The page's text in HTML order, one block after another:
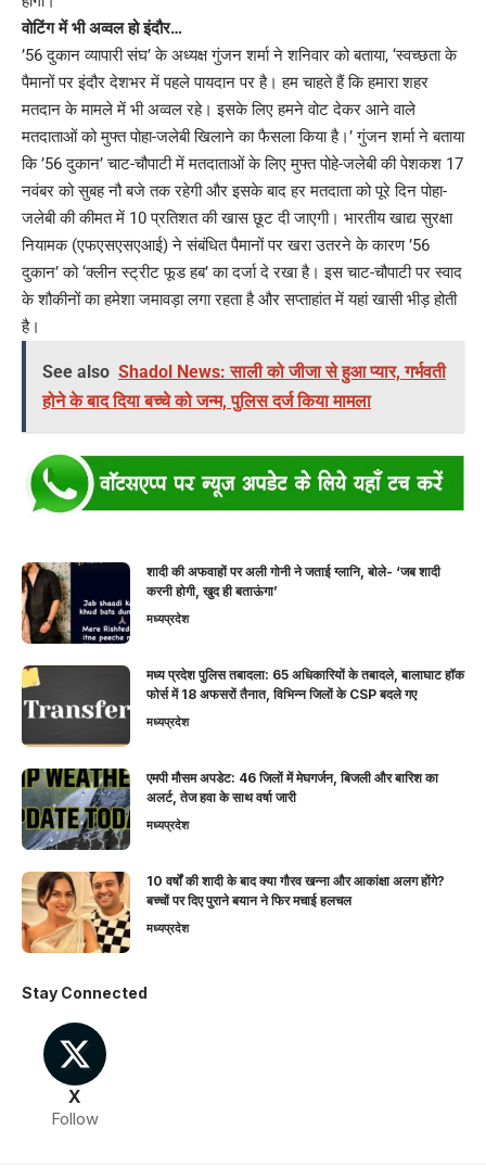
वोटिंग में भी अव्वल हो इंदौर…
’56 दुकान व्यापारी संघ’ के अध्यक्ष गुंजन शर्मा ने शनिवार को बताया, ‘स्वच्छता के
पैमानों पर इंदौर देशभर में पहले पायदान पर है। हम चाहते हैं कि हमारा शहर
मतदान के मामले में भी अव्वल रहे। इसके लिए हमने वोट देकर आने वाले
मतदाताओं को मुफ्त पोहा-जलेबी खिलाने का फैसला किया है।’ गुंजन शर्मा ने बताया
कि ’56 दुकान’ चाट-चौपाटी में मतदाताओं के लिए मुफ्त पोहे-जलेबी की पेशकश 17
नवंबर को सुबह नौ बजे तक रहेगी और इसके बाद हर मतदाता को पूरे दिन पोहा-
जलेबी की कीमत में 10 प्रतिशत की खास छूट दी जाएगी। भारतीय खाद्य सुरक्षा
नियामक (एफएसएसएआई) ने संबंधित पैमानों पर खरा उतरने के कारण ’56
दुकान’ को ‘क्लीन स्ट्रीट फूड हब’ का दर्जा दे रखा है। इस चाट-चौपाटी पर स्वाद
के शौकीनों का हमेशा जमावड़ा लगा रहता है और सप्ताहांत में यहां खासी भीड़ होती
है।
See also Shadol News: साली को जीजा से हुआ प्यार, गर्भवती
होने के बाद दिया बच्चे को जन्म, पुलिस दर्ज किया मामला
शादी की अफवाहों पर अली गोनी ने जताई ग्लानि, बोले- ‘जब शादी
करनी होगी, खुद ही बताऊंगा’
मध्यप्रदेश
मध्य प्रदेश पुलिस तबादला: 65 अधिकारियों के तबादले, बालाघाट हॉक
फोर्स में 18 अफसरों तैनात, विभिन्न जिलों के CSP बदले गए
मध्यप्रदेश
एमपी मौसम अपडेट: 46 जिलों में मेघगर्जन, बिजली और बारिश का
अलर्ट, तेज हवा के साथ वर्षा जारी
मध्यप्रदेश
10 वर्षों की शादी के बाद क्या गौरव खन्ना और आकांक्षा अलग होंगे?
बच्चों पर दिए पुराने बयान ने फिर मचाई हलचल
मध्यप्रदेश
Stay Connected
X
Follow